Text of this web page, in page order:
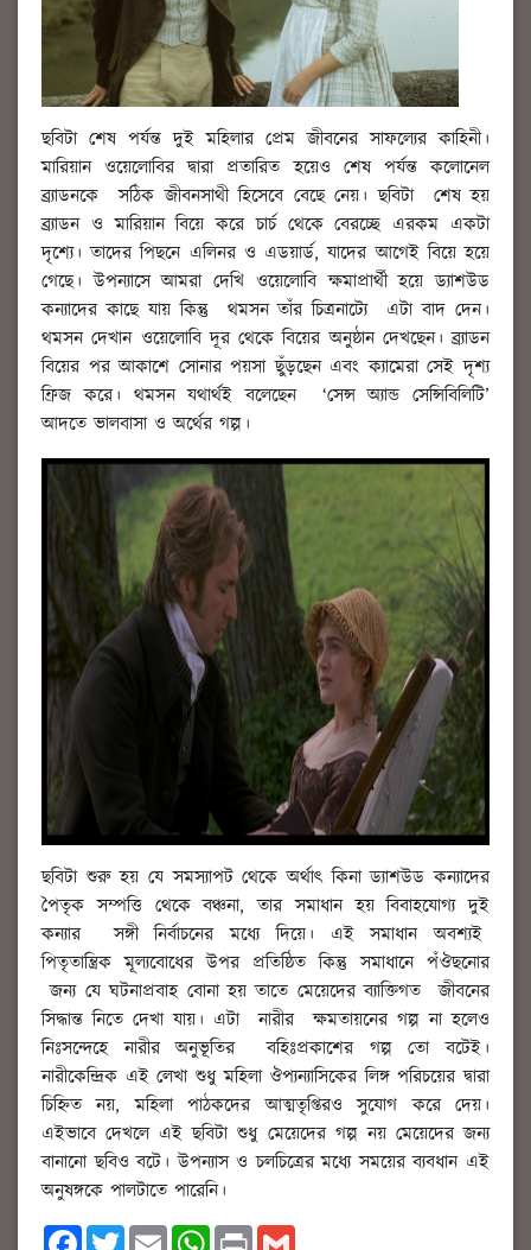
ছবিটা শেষ পর্যন্ত দুই মহিলার প্রেম জীবনের সাফল্যের কাহিনী।
মারিয়ান ওয়েলোবির দ্বারা প্রতারিত হয়েও শেষ পর্যন্ত কলোনেল
ব্র্যাডনকে সঠিক জীবনসাথী হিসেবে বেছে নেয়। ছবিটা শেষ হয়
ব্র্যাডন ও মারিয়ান বিয়ে করে চার্চ থেকে বেরচ্ছে এরকম একটা
দৃশ্যে। তাদের পিছনে এলিনর ও এডয়ার্ড, যাদের আগেই বিয়ে হয়ে
গেছে। উপন্যাসে আমরা দেখি ওয়েলোবি ক্ষমাপ্রার্থী হয়ে ড্যাশউড
কন্যাদের কাছে যায় কিন্তু থমসন তাঁর চিত্রনাট্যে এটা বাদ দেন।
থমসন দেখান ওয়েলোবি দূর থেকে বিয়ের অনুষ্ঠান দেখছেন। ব্র্যাডন
বিয়ের পর আকাশে সোনার পয়সা ছুঁড়ছেন এবং ক্যামেরা সেই দৃশ্য
ফ্রিজ করে। থমসন যথার্থই বলেছেন ‘সেন্স অ্যান্ড সেন্সিবিলিটি’
আদতে ভালবাসা ও অর্থের গল্প।
ছবিটা শুরু হয় যে সমস্যাপট থেকে অর্থাৎ কিনা ড্যাশউড কন্যাদের
পৈতৃক সম্পত্তি থেকে বঞ্চনা, তার সমাধান হয় বিবাহযোগ্য দুই
কন্যার সঙ্গী নির্বাচনের মধ্যে দিয়ে। এই সমাধান অবশ্যই
পিতৃতান্ত্রিক মূল্যবোধের উপর প্রতিষ্ঠিত কিন্তু সমাধানে পঁঔছনোর
জন্য যে ঘটনাপ্রবাহ বোনা হয় তাতে মেয়েদের ব্যাক্তিগত জীবনের
সিদ্ধান্ত নিতে দেখা যায়। এটা নারীর ক্ষমতায়নের গল্প না হলেও
নিঃসন্দেহে নারীর অনুভূতির বহিঃপ্রকাশের গল্প তো বটেই।
নারীকেন্দ্রিক এই লেখা শুধু মহিলা ঔপ্যন্যাসিকের লিঙ্গ পরিচয়ের দ্বারা
চিহ্নিত নয়, মহিলা পাঠকদের আত্মতৃপ্তিরও সুযোগ করে দেয়।
এইভাবে দেখলে এই ছবিটা শুধু মেয়েদের গল্প নয় মেয়েদের জন্য
বানানো ছবিও বটে। উপন্যাস ও চলচিত্রের মধ্যে সময়ের ব্যবধান এই
অনুষঙ্গকে পালটাতে পারেনি।
F
T E W P